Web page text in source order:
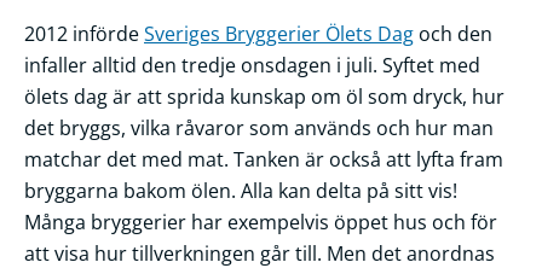
2012 infördeSveriges Bryggerier Ölets Dag och den
infaller alltid den tredje onsdagen i juli. Syftet med
ölets dag är att sprida kunskap om öl som dryck, hur
det bryggs, vilka råvaror som används och hur man
matchar det med mat. Tanken är också att lyfta fram
bryggarna bakom ölen. Alla kan delta på sitt vis!
Många bryggerier har exempelvis öppet hus och för
att visa hur tillverkningen går till. Men det anordnas